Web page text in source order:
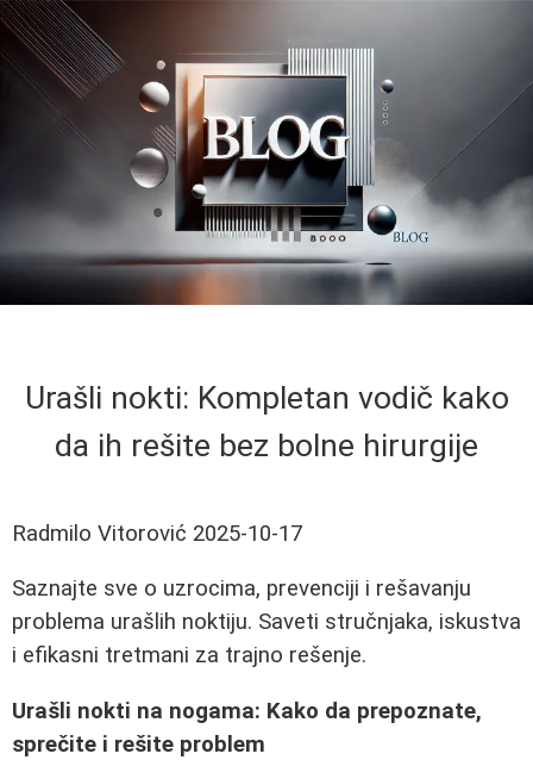
Urašli nokti: Kompletan vodič kako
da ih rešite bez bolne hirurgije
Radmilo Vitorović 2025-10-17
Saznajte sve o uzrocima, prevenciji i rešavanju
problema urašlih noktiju. Saveti stručnjaka, iskustva
i efikasni tretmani za trajno rešenje.
Urašli nokti na nogama: Kako da prepoznate,
sprečite i rešite problem